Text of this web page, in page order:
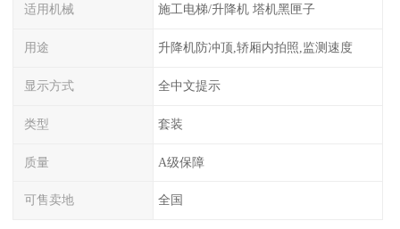
适用机械 施工电梯/升降机 塔机黑匣子
用途 升降机防冲顶,轿厢内拍照,监测速度
显示方式 全中文提示
类型 套装
质量 A级保障
可售卖地 全国